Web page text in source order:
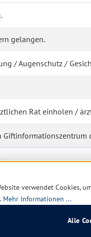
gelangen.
/ Augenschutz /
Rat einholen /
Giftinformationszentrum
verwendet Cookies,
Mehr Informationen ...
Alle